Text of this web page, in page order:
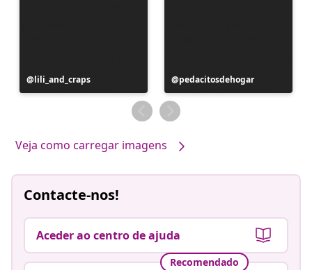
Postagem
publicada
lili_and_craps
Postagem
publicada
por
pedacitosdehogar
Veja como carregar imagens
Contacte-nos!
Aceder ao centro de ajuda
Recomendado